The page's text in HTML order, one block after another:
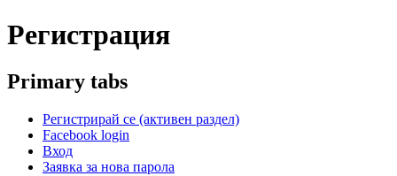
Регистрация
Primary tabs
Регистрирай се (активен раздел)
Facebook login
Вход
Заявка за нова парола